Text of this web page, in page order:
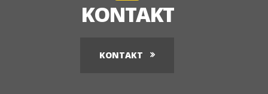
KONTAKT
KONTAKT